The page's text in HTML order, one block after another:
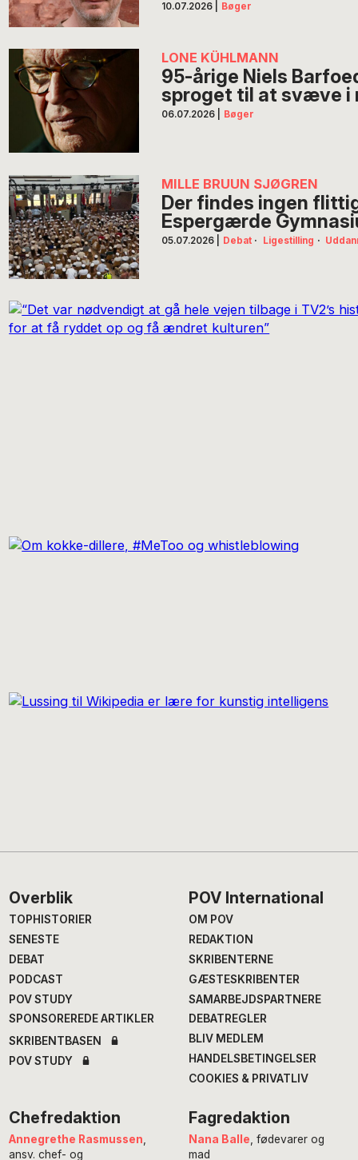
10.07.2026 Bøger
LONE KÜHLMANN
95-årige Niels
sproget til at svæve i
06.07.2026 Bøger
MILLE BRUUN SJØGREN
Der findes ingen
Espergærde
05.07.2026 Debat · Ligestilling ·
Footer
Overblik
TOPHISTORIER
SENESTE
DEBAT
PODCAST
POV STUDY
SPONSOREREDE ARTIKLER
SKRIBENTBASEN
POV STUDY
POV International
OM POV
REDAKTION
SKRIBENTERNE
GÆSTESKRIBENTER
SAMARBEJDSPARTNERE
DEBATREGLER
BLIV MEDLEM
HANDELSBETINGELSER
COOKIES & PRIVATLIV
Chefredaktion
Annegrethe Rasmussen
ansv. chef- og
Fagredaktion
Nana Balle , fødevarer og
mad